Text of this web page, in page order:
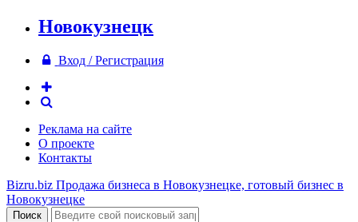
Новокузнецк
Вход / Регистрация
Реклама на сайте
О проекте
Контакты
Bizru.biz Продажа бизнеса в Новокузнецке, готовый бизнес в
Новокузнецке